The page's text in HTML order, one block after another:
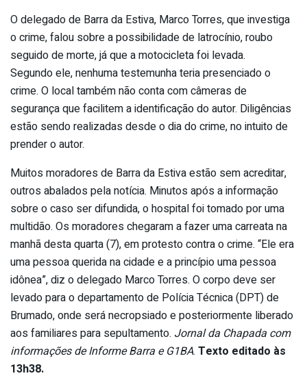
O delegado de Barra da Estiva, Marco Torres, que investiga
o crime, falou sobre a possibilidade de latrocínio, roubo
seguido de morte, já que a motocicleta foi levada.
Segundo ele, nenhuma testemunha teria presenciado o
crime. O local também não conta com câmeras de
segurança que facilitem a identificação do autor. Diligências
estão sendo realizadas desde o dia do crime, no intuito de
prender o autor.
Muitos moradores de Barra da Estiva estão sem acreditar,
outros abalados pela notícia. Minutos após a informação
sobre o caso ser difundida, o hospital foi tomado por uma
multidão. Os moradores chegaram a fazer uma carreata na
manhã desta quarta (7), em protesto contra o crime. “Ele era
uma pessoa querida na cidade e a princípio uma pessoa
idônea”, diz o delegado Marco Torres. O corpo deve ser
levado para o departamento de Polícia Técnica (DPT) de
Brumado, onde será necropsiado e posteriormente liberado
aos familiares para sepultamento. Jornal da Chapada com
informações de Informe Barra e G1BA. Texto editado às
13h38.